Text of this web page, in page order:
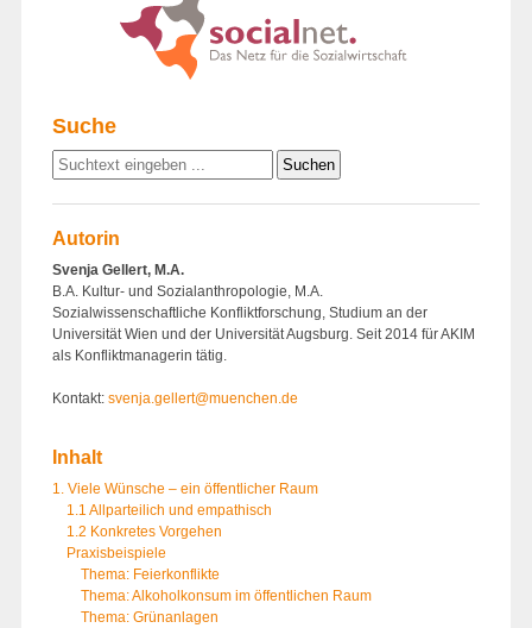
Suche
Autorin
Svenja Gellert, M.A.
B.A. Kultur- und Sozialanthropologie, M.A.
Sozialwissenschaftliche Konfliktforschung, Studium an der
Universität Wien und der Universität Augsburg. Seit 2014 für AKIM
als Konfliktmanagerin tätig.
Kontakt: svenja.gellert@muenchen.de
Inhalt
1. Viele Wünsche – ein öffentlicher Raum
1.1 Allparteilich und empathisch
1.2 Konkretes Vorgehen
Praxisbeispiele
Thema: Feierkonflikte
Thema: Alkoholkonsum im öffentlichen Raum
Thema: Grünanlagen